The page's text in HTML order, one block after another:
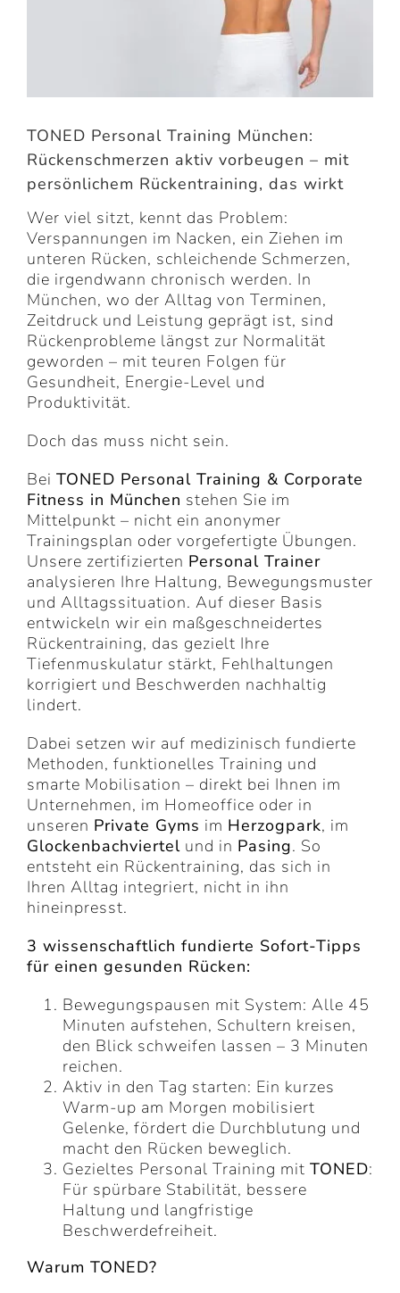
TONED Personal Training München:
Rückenschmerzen aktiv vorbeugen – mit
persönlichem Rückentraining, das wirkt
Wer viel sitzt, kennt das Problem:
Verspannungen im Nacken, ein Ziehen im
unteren Rücken, schleichende Schmerzen,
die irgendwann chronisch werden. In
München, wo der Alltag von Terminen,
Zeitdruck und Leistung geprägt ist, sind
Rückenprobleme längst zur Normalität
geworden – mit teuren Folgen für
Gesundheit, Energie-Level und
Produktivität.
Doch das muss nicht sein.
Bei TONED Personal Training & Corporate
Fitness in München stehen Sie im
Mittelpunkt – nicht ein anonymer
Trainingsplan oder vorgefertigte Übungen.
Unsere zertifizierten Personal Trainer
analysieren Ihre Haltung, Bewegungsmuster
und Alltagssituation. Auf dieser Basis
entwickeln wir ein maßgeschneidertes
Rückentraining, das gezielt Ihre
Tiefenmuskulatur stärkt, Fehlhaltungen
korrigiert und Beschwerden nachhaltig
lindert.
Dabei setzen wir auf medizinisch fundierte
Methoden, funktionelles Training und
smarte Mobilisation – direkt bei Ihnen im
Unternehmen, im Homeoffice oder in
unseren Private Gyms im Herzogpark, im
Glockenbachviertel und in Pasing. So
entsteht ein Rückentraining, das sich in
Ihren Alltag integriert, nicht in ihn
hineinpresst.
3 wissenschaftlich fundierte Sofort-Tipps
für einen gesunden Rücken:
Bewegungspausen mit System: Alle 45
Minuten aufstehen, Schultern kreisen,
den Blick schweifen lassen – 3 Minuten
reichen.
Aktiv in den Tag starten: Ein kurzes
Warm-up am Morgen mobilisiert
Gelenke, fördert die Durchblutung und
macht den Rücken beweglich.
Gezieltes Personal Training mit TONED:
Für spürbare Stabilität, bessere
Haltung und langfristige
Beschwerdefreiheit.
Warum TONED?